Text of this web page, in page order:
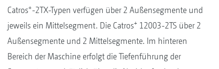
Catros+-2TX-Typen verfügen über 2 Außensegmente und
jeweils ein Mittelsegment. Die Catros+ 12003-2TS über 2
Außensegmente und 2 Mittelsegmente. Im hinteren
Bereich der Maschine erfolgt die Tiefenführung der